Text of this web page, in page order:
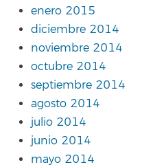
enero 2015
diciembre 2014
noviembre 2014
octubre 2014
septiembre 2014
agosto 2014
julio 2014
junio 2014
mayo 2014